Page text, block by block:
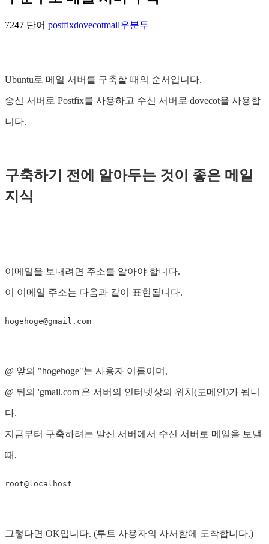
7247 단어 postfixdovecotmail우분투
Ubuntu로 메일 서버를 구축할 때의 순서입니다.
송신 서버로 Postfix를 사용하고 수신 서버로 dovecot을 사용합
니다.
구축하기 전에 알아두는 것이 좋은 메일
지식
이메일을 보내려면 주소를 알아야 합니다.
이 이메일 주소는 다음과 같이 표현됩니다.
hogehoge@gmail.com
@ 앞의 "hogehoge"는 사용자 이름이며,
@ 뒤의 'gmail.com'은 서버의 인터넷상의 위치(도메인)가 됩니
다.
지금부터 구축하려는 발신 서버에서 수신 서버로 메일을 보낼
때,
그렇다면 OK입니다. (루트 사용자의 사서함에 도착합니다.)